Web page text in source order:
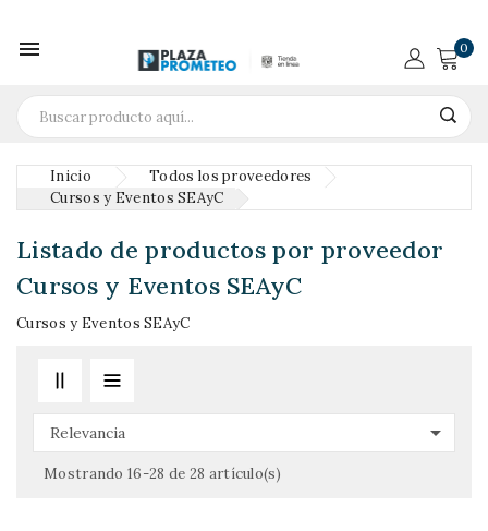
 0
Inicio
Todos los proveedores
Cursos y Eventos SEAyC
Listado de productos por proveedor
Cursos y Eventos SEAyC
Cursos y Eventos SEAyC
Relevancia 
Mostrando 16-28 de 28 artículo(s)